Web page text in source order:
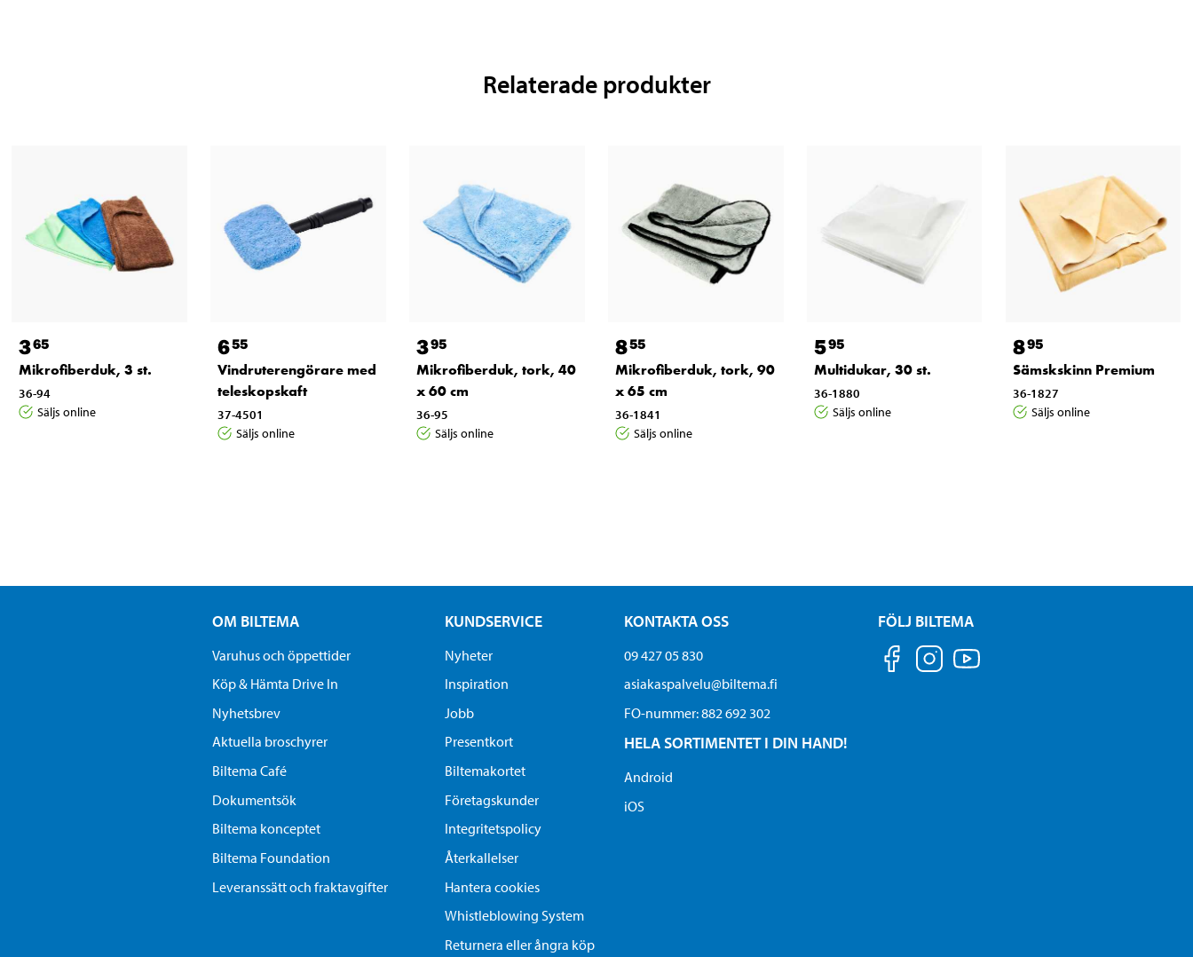
Relaterade produkter
365
Mikrofiberduk, 3 st.
36-94
Säljs online
655
Vindruterengörare med
teleskopskaft
37-4501
Säljs online
395
Mikrofiberduk, tork, 40
x 60 cm
36-95
Säljs online
855
Mikrofiberduk, tork, 90
x 65 cm
36-1841
Säljs online
595
Multidukar, 30 st.
36-1880
Säljs online
895
Sämskskinn Premium
36-1827
Säljs online
OM BILTEMA
Varuhus och öppettider
Köp & Hämta Drive In
Nyhetsbrev
Aktuella broschyrer
Biltema Café
Dokumentsök
Biltema konceptet
Biltema Foundation
Leveranssätt och fraktavgifter
KUNDSERVICE
Nyheter
Inspiration
Jobb
Presentkort
Biltemakortet
Företagskunder
Integritetspolicy
Återkallelser
Hantera cookies
Whistleblowing System
Returnera eller ångra köp
KONTAKTA OSS
09 427 05 830
asiakaspalvelu@biltema.fi
FO-nummer:​ 882 692 302
HELA SORTIMENTET I DIN HAND!
Android
iOS
FÖLJ BILTEMA